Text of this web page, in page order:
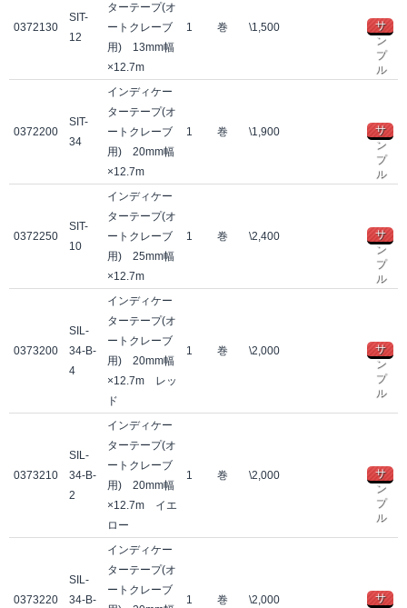
0372130
SIT-
12
ターテープ(オ
ートクレーブ
用) 13mm幅
×12.7m
1 巻 \1,500
サ
ン
プ
ル
0372200
SIT-
34
インディケー
ターテープ(オ
ートクレーブ
用) 20mm幅
×12.7m
1 巻 \1,900
サ
ン
プ
ル
0372250
SIT-
10
インディケー
ターテープ(オ
ートクレーブ
用) 25mm幅
×12.7m
1 巻 \2,400
サ
ン
プ
ル
0373200
SIL-
34-B-
4
インディケー
ターテープ(オ
ートクレーブ
用) 20mm幅
×12.7m レッ
ド
1 巻 \2,000
サ
ン
プ
ル
0373210
SIL-
34-B-
2
インディケー
ターテープ(オ
ートクレーブ
用) 20mm幅
×12.7m イエ
ロー
1 巻 \2,000
サ
ン
プ
ル
0373220
SIL-
34-B-
インディケー
ターテープ(オ
ートクレーブ
1 巻 \2,000
サ